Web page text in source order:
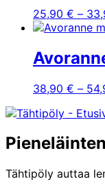
25,90 € –
38,90 € –
Tähtipöly auttaa